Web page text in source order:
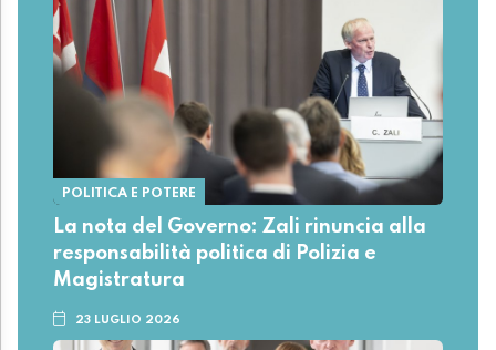
POLITICA E POTERE
La nota del Governo: Zali rinuncia alla
responsabilità politica di Polizia e
Magistratura
23 LUGLIO 2026